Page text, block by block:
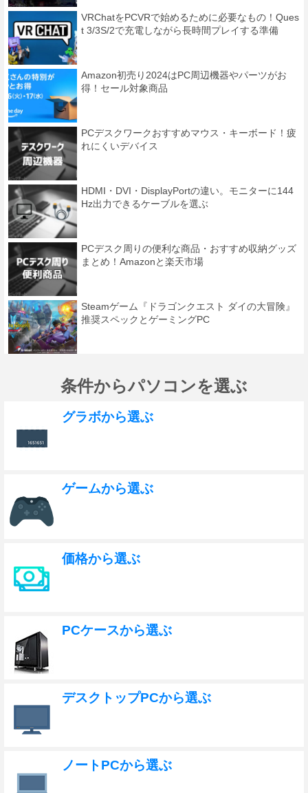
VRChatをPCVRで始めるために必要なもの！Ques
t 3/3S/2で充電しながら長時間プレイする準備
Amazon初売り2024はPC周辺機器やパーツがお
得！セール対象商品
PCデスクワークおすすめマウス・キーボード！疲
れにくいデバイス
HDMI・DVI・DisplayPortの違い。モニターに144
Hz出力できるケーブルを選ぶ
PCデスク周りの便利な商品・おすすめ収納グッズ
まとめ！Amazonと楽天市場
Steamゲーム『ドラゴンクエスト ダイの大冒険』
推奨スペックとゲーミングPC
条件からパソコンを選ぶ
グラボから選ぶ
ゲームから選ぶ
価格から選ぶ
PCケースから選ぶ
デスクトップPCから選ぶ
ノートPCから選ぶ